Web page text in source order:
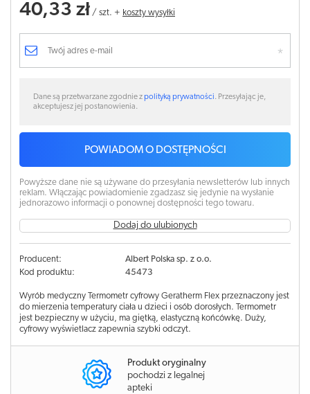
40,33 zł / szt. + koszty wysyłki
Dane są przetwarzane zgodnie zpolityką prywatności. Przesyłając je,
akceptujesz jej postanowienia.
POWIADOM O DOSTĘPNOŚCI
Powyższe dane nie są używane do przesyłania newsletterów lub innych
reklam. Włączając powiadomienie zgadzasz się jedynie na wysłanie
jednorazowo informacji o ponownej dostępności tego towaru.
Dodaj do ulubionych
Producent:
Albert Polska sp. z o.o.
Kod produktu:
45473
Wyrób medyczny Termometr cyfrowy Geratherm Flex przeznaczony jest
do mierzenia temperatury ciała u dzieci i osób dorosłych. Termometr
jest bezpieczny w użyciu, ma giętką, elastyczną końcówkę. Duży,
cyfrowy wyświetlacz zapewnia szybki odczyt.
Produkt oryginalny
pochodzi z legalnej
apteki